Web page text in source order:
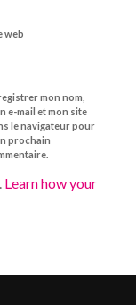
web
mon nom,
e-mail et mon site
le navigateur pour
prochain
Learn how your